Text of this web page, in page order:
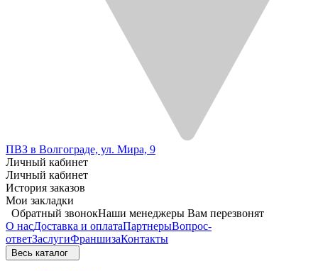
ПВЗ в Волгограде, ул. Мира, 9
Личный кабинет
Личный кабинет
История заказов
Мои закладки
Обратный звонокНаши менеджеры Вам перезвонят
О насДоставка и оплатаПартнерыВопрос-
ответЗаслугиФраншизаКонтакты
Весь каталог